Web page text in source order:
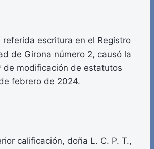
referida escritura en el Registro
de Girona número 2, causó la
de modificación de estatutos
febrero de 2024.
calificación, doña L. C. P. T.,